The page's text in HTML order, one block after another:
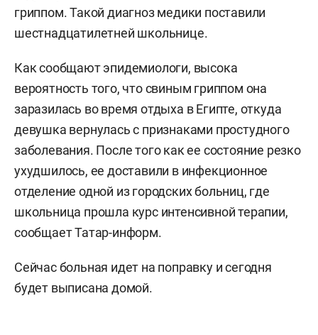
гриппом. Такой диагноз медики поставили
шестнадцатилетней школьнице.
Как сообщают эпидемиологи, высока
вероятность того, что свиным гриппом она
заразилась во время отдыха в Египте, откуда
девушка вернулась с признаками простудного
заболевания. После того как ее состояние резко
ухудшилось, ее доставили в инфекционное
отделение одной из городских больниц, где
школьница прошла курс интенсивной терапии,
сообщает Татар-информ.
Сейчас больная идет на поправку и сегодня
будет выписана домой.